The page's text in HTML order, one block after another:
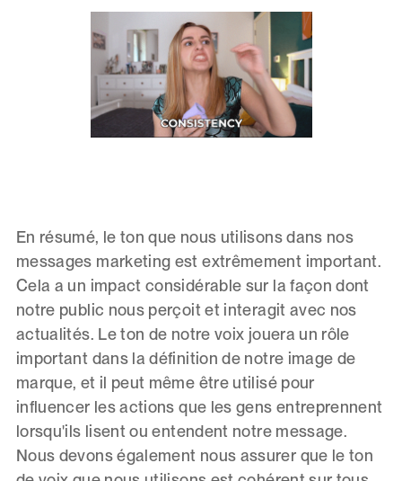
En résumé, le ton que nous utilisons dans nos
messages marketing est extrêmement important.
Cela a un impact considérable sur la façon dont
notre public nous perçoit et interagit avec nos
actualités. Le ton de notre voix jouera un rôle
important dans la définition de notre image de
marque, et il peut même être utilisé pour
influencer les actions que les gens entreprennent
lorsqu'ils lisent ou entendent notre message.
Nous devons également nous assurer que le ton